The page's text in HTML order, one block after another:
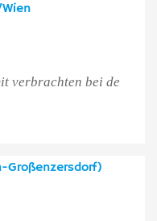
verbrachten bei de
Großenzersdorf)